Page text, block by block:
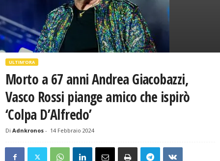
ULTIM'ORA
Morto a 67 anni Andrea Giacobazzi,
Vasco Rossi piange amico che ispirò
‘Colpa D’Alfredo’
Di Adnkronos - 14 Febbraio 2024